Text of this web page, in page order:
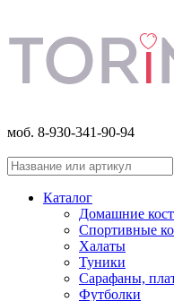
моб. 8-930-341-90-94
Каталог
Домашние
Спортивные
Халаты
Туники
Сарафаны,
Футболки